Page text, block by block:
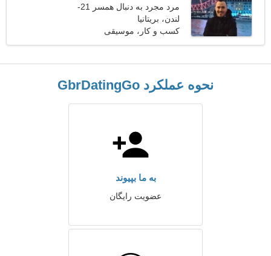
مرد مجرد به دنبال همسر 21-
30
لندن، بریتانیا
کسب و کار، موسیقی
نحوه عملکرد GbrDatingGo
به ما بپیوند
عضویت رایگان